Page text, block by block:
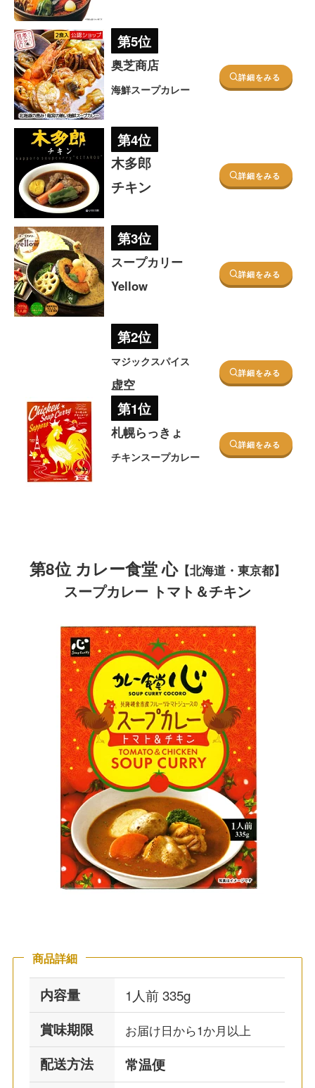
第5位
奥芝商店
海鮮スープカレー
詳細をみる
第4位
木多郎
チキン
詳細をみる
第3位
スープカリー
Yellow
詳細をみる
第2位
マジックスパイス
虚空
詳細をみる
第1位
札幌らっきょ
チキンスープカレー
詳細をみる
第8位 カレー食堂 心【北海道・東京都】
スープカレー トマト＆チキン
商品詳細
内容量
1人前 335g
賞味期限
お届け日から1か月以上
配送方法 常温便